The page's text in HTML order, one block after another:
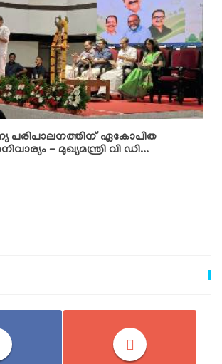
പരിപാലനത്തിന് ഏകോപിത
- മുഖ്യമന്ത്രി വി ഡി...